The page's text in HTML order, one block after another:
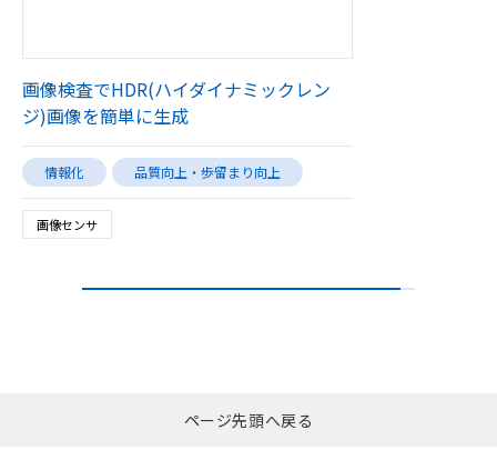
画像検査でHDR(ハイダイナミックレン
ジ)画像を簡単に生成
情報化 品質向上・歩留まり向上
画像センサ
ページ先頭へ戻る